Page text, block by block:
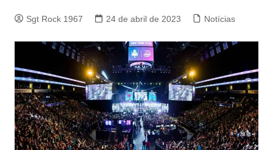
Sgt Rock 1967 24 de abril de 2023 Notícias